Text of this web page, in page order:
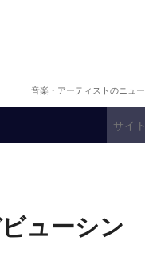
音楽・アーティストのニュ
ューシン